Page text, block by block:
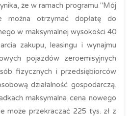
że w ramach programu "Mój
można otrzymać dopłatę do
w maksymalnej wysokości 40
zakupu, leasingu i wynajmu
pojazdów zeroemisyjnych
fizycznych i przedsiębiorców
działalność gospodarczą.
maksymalna cena nowego
może przekraczać 225 tys. zł z